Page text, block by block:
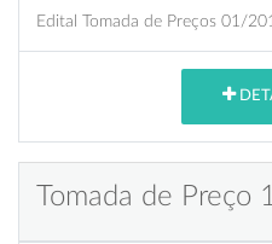
Edital Tomada de Preços 01/
Tomada de Preço